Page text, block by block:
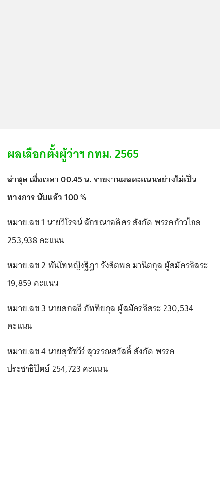
ผลเลือกตั้งผู้ว่าฯ กทม. 2565
ล่าสุด เมื่อเวลา 00.45 น. รายงานผลคะแนนอย่างไม่เป็น
ทางการ นับแล้ว 100 %
หมายเลข 1 นายวิโรจน์ ลักขณาอดิศร สังกัด พรรคก้าวไกล
253,938 คะแนน
หมายเลข 2 พันโทหญิงฐิฏา รังสิตพล มานิตกุล ผู้สมัครอิสระ
19,859 คะแนน
หมายเลข 3 นายสกลธี ภัททิยกุล ผู้สมัครอิสระ 230,534
คะแนน
หมายเลข 4 นายสุชัชวีร์ สุวรรณสวัสดิ์ สังกัด พรรค
ประชาธิปัตย์ 254,723 คะแนน